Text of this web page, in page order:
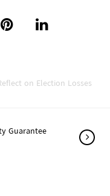
on Election Losses
Guarantee